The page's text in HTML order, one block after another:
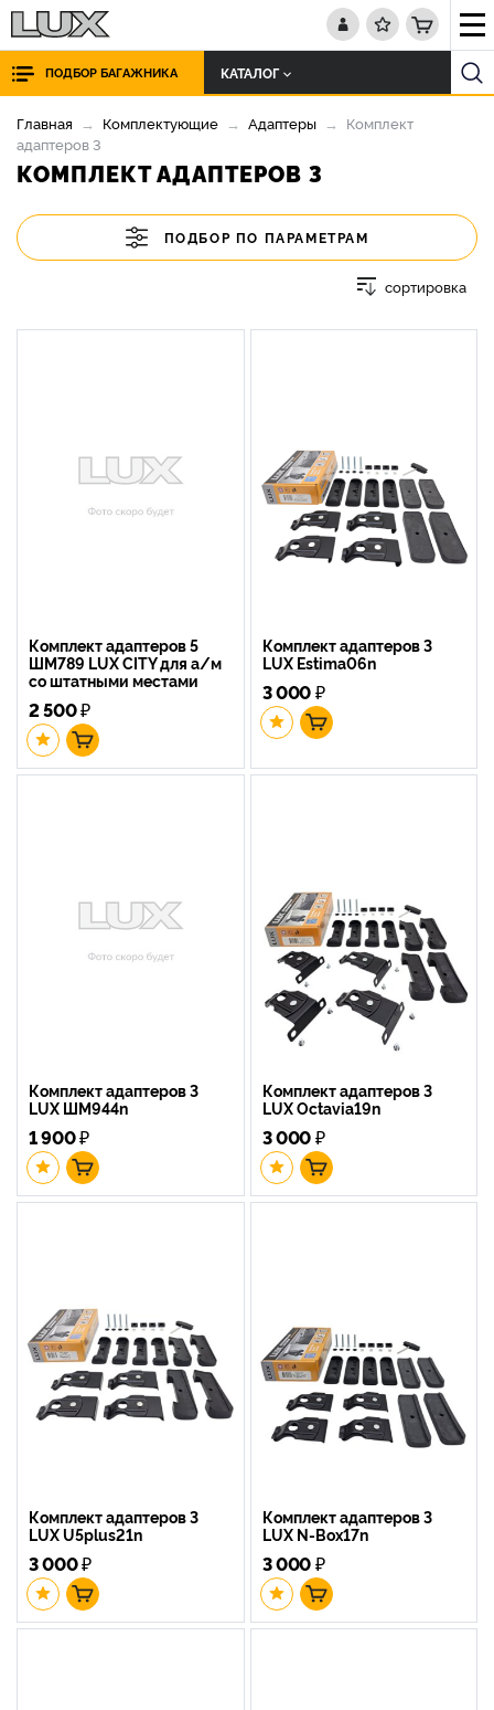
ПОДБОР БАГАЖНИКА КАТАЛОГ
Главная Комплектующие Адаптеры
Комплект
адаптеров 3
КОМПЛЕКТ АДАПТЕРОВ 3
ПОДБОР ПО ПАРАМЕТРАМ
сортировка
Комплект адаптеров 5
ШМ789 LUX CITY для а/м
со штатными местами
2 500₽
Комплект адаптеров 3
LUX Estima06n
3 000₽
Комплект адаптеров 3
LUX ШМ944n
1 900₽
Комплект адаптеров 3
LUX Octavia19n
3 000₽
Комплект адаптеров 3
LUX U5plus21n
3 000₽
Комплект адаптеров 3
LUX N-Box17n
3 000₽